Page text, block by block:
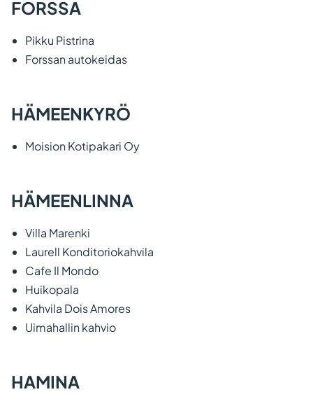
FORSSA
Pikku Pistrina
Forssan autokeidas
HÄMEENKYRÖ
Moision Kotipakari Oy
HÄMEENLINNA
Villa Marenki
Laurell Konditoriokahvila
Cafe Il Mondo
Huikopala
Kahvila Dois Amores
Uimahallin kahvio
HAMINA